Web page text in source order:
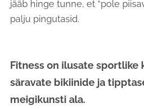
jääb hinge tunne, et “pole
palju pingutasid.
Fitness on ilusate sportlike
säravate bikiinide ja
meigikunsti ala.